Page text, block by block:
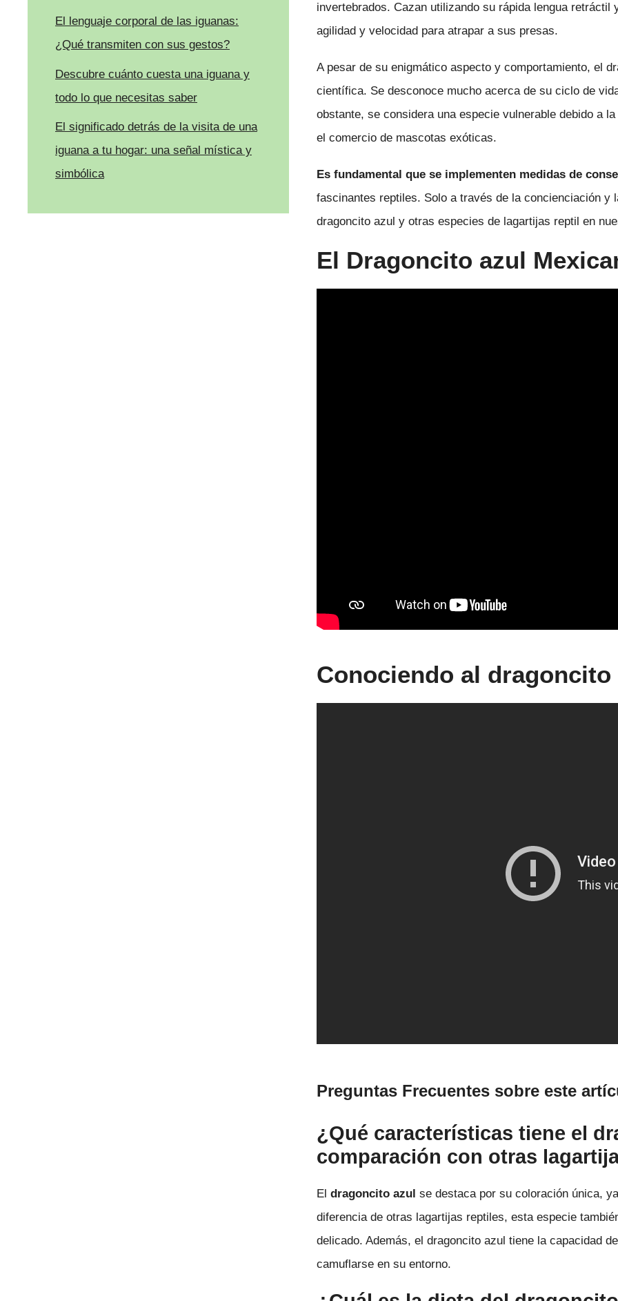
invertebrados. Cazan utilizando su rápida lengua
agilidad y velocidad para atrapar a sus presas.
A pesar de su enigmático aspecto y comportamiento, el
científica. Se desconoce mucho acerca de su ciclo de
obstante, se considera una especie vulnerable debido a
el comercio de mascotas exóticas.
Es fundamental que se implementen medidas de
fascinantes reptiles. Solo a través de la concienciación y
dragoncito azul y otras especies de lagartijas reptil en
El Dragoncito azul
Conociendo al dragoncito
Preguntas Frecuentes sobre este
¿Qué características tiene el
comparación con otras
Eldragoncito azul se destaca por su coloración única,
diferencia de otras lagartijas reptiles, esta especie
delicado. Además, el dragoncito azul tiene la capacidad
camuflarse en su entorno.
El lenguaje corporal de las iguanas:
¿Qué transmiten con sus gestos?
Descubre cuánto cuesta una iguana y
todo lo que necesitas saber
El significado detrás de la visita de una
iguana a tu hogar: una señal mística y
simbólica